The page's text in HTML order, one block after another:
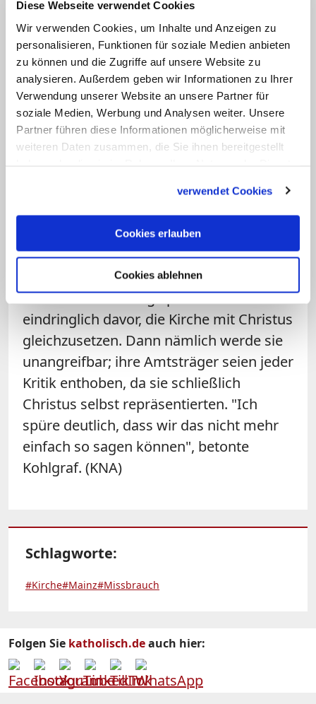
Diese Webseite verwendet Cookies
Wir verwenden Cookies, um Inhalte und Anzeigen zu
personalisieren, Funktionen für soziale Medien anbieten
zu können und die Zugriffe auf unsere Website zu
analysieren. Außerdem geben wir Informationen zu Ihrer
Verwendung unserer Website an unsere Partner für
soziale Medien, Werbung und Analysen weiter. Unsere
Partner führen diese Informationen möglicherweise mit
weiteren Daten zusammen, die Sie ihnen bereitgestellt
verwendet Cookies
Cookies erlauben
Cookies ablehnen
auch persönlich oft mehr Macht- und
Hilflosigkeit gespürt, als dass er "über
Machtausübung nachgedacht" hätte.
"Das Thema sexualisierter Gewalt in der
Kirche und der Umgang mit anderen
Fragen stellen auch meinen persönlichen
Glauben auf den Prüfstand. Die
menschliche und dunkle Seite der Kirche
Monaten als Bischof", schreibt Kohlgraf,
der 2017 die Nachfolge vonKardinal Karl
an der Spitze des Bistums
Mainz antrat.
Der frühere Theologieprofessor warnte
eindringlich davor, die Kirche mit Christus
gleichzusetzen. Dann nämlich werde sie
unangreifbar; ihre Amtsträger seien jeder
Kritik enthoben, da sie schließlich
Christus selbst repräsentierten. "Ich
spüre deutlich, dass wir das nicht mehr
einfach so sagen können", betonte
Kohlgraf. (KNA)
Schlagworte:
#Kirche#Mainz#Missbrauch
Folgen Sie katholisch.deauch hier: